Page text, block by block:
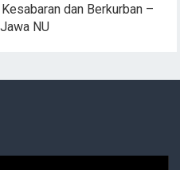
Kesabaran dan Berkurban –
NU